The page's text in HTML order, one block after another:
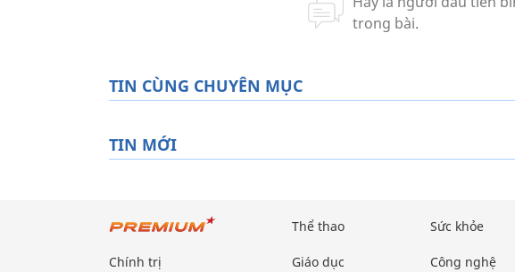
TIN CÙNG CHUYÊN MỤC
TIN MỚI
Chính trị
Thể thao
Giáo dục
Sức khỏe
Công nghệ